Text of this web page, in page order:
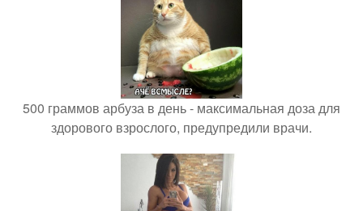
500 граммов арбуза в день - максимальная доза для
здорового взрослого, предупредили врачи.